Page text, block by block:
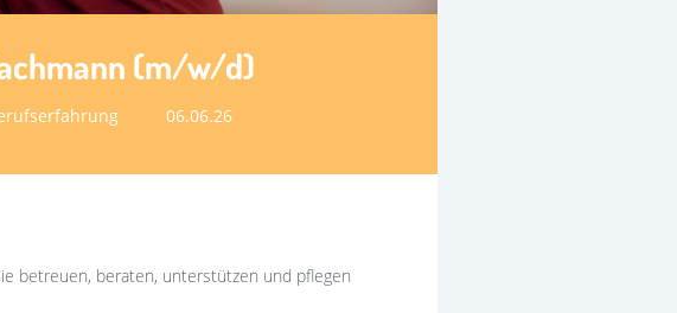
(m/w/d)
06.06.26
betreuen, beraten, unterstützen und pflegen